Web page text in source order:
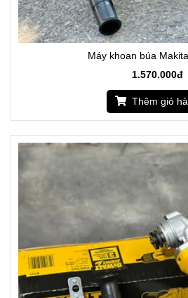
Máy khoan búa
1.570.000đ
Thêm giỏ